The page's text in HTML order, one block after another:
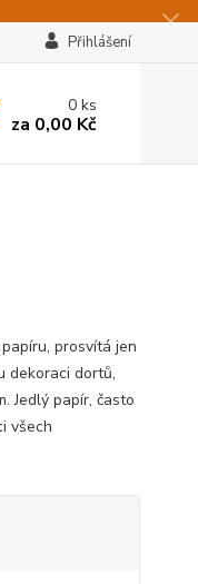
Přihlášení
0ks
za 0,00 Kč
prosvítá jen
dekoraci dortů,
Jedlý papír, často
všech